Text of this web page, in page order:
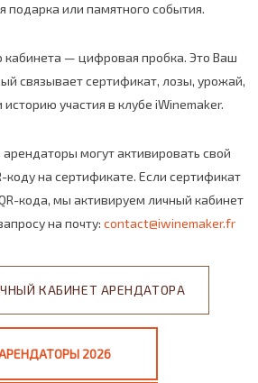
подарка или памятного события.
кабинета — цифровая пробка. Это Ваш
связывает сертификат, лозы, урожай,
участия в клубе iWinemaker.
могут активировать свой
коду на сертификате. Если сертификат
кода, мы активируем личный кабинет
на почту: contact@iwinemaker.fr
КАБИНЕТ АРЕНДАТОРА
2026